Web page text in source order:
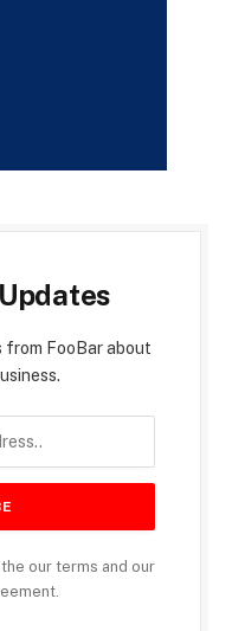
FooBar about
our terms and our